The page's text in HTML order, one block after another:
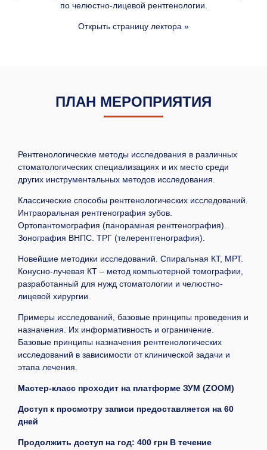
по челюстно-лицевой рентгенологии.
Открыть страницу лектора »
ПЛАН МЕРОПРИЯТИЯ
Рентгенологические методы исследования в различных
стоматологических специализациях и их место среди
других инструментальных методов исследования.
Классические способы рентгенологических исследований.
Интраоральная рентгенография зубов.
Ортопантомография (панорамная рентгенография).
Зонография ВНПС. ТРГ (телерентгенография).
Новейшие методики исследований. Спиральная КТ, МРТ.
Конусно-лучевая КТ – метод компьютерной томографии,
разработанный для нужд стоматологии и челюстно-
лицевой хирургии.
Примеры исследований, базовые принципы проведения и
назначения. Их информативность и ограничение.
Базовые принципы назначения рентгенологических
исследований в зависимости от клинической задачи и
этапа лечения.
Мастер-класс проходит на платформе ЗУМ (ZOOM)
Доступ к просмотру записи предоставляется на 60
дней
Продолжить доступ на год: 400 грн В течение